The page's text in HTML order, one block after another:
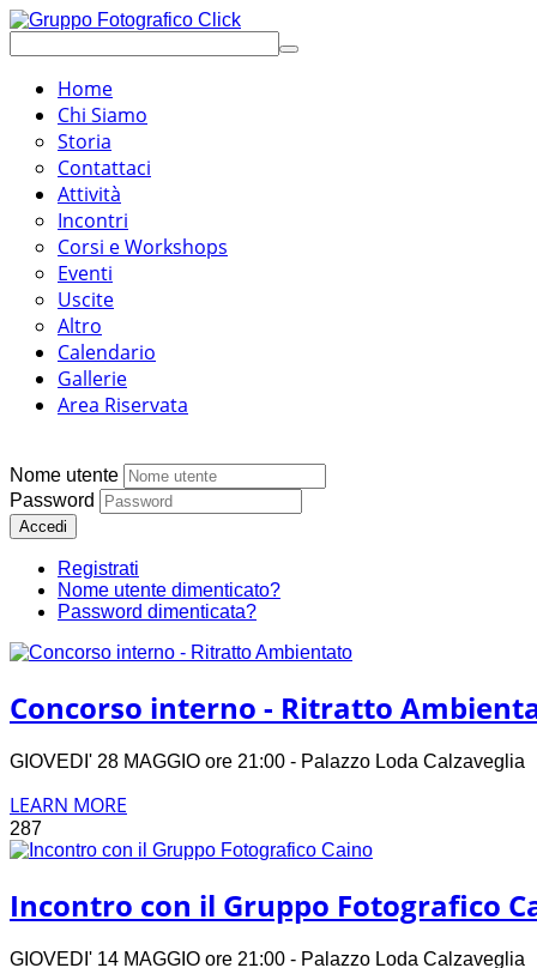
Home
Chi Siamo
Storia
Contattaci
Attività
Incontri
Corsi e Workshops
Eventi
Uscite
Altro
Calendario
Gallerie
Area Riservata
Nome utente
Password
Accedi
Registrati
Nome utente dimenticato?
Password dimenticata?
Concorso interno - Ritratto
GIOVEDI' 28 MAGGIO ore 21:00 - Palazzo Loda
LEARN MORE
287
Incontro con il Gruppo Fotografico
GIOVEDI' 14 MAGGIO ore 21:00 - Palazzo Loda